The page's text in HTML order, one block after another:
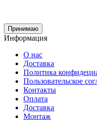
Принимаю
Информация
О нас
Доставка
Политика
Пользовательское
Контакты
Оплата
Доставка
Монтаж